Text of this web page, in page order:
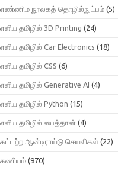
எண்ணிம நூலகத் தொழில்நுட்பம் (5)
எளிய தமிழில் 3D Printing (24)
எளிய தமிழில் Car Electronics (18)
எளிய தமிழில் CSS (6)
எளிய தமிழில் Generative AI (4)
எளிய தமிழில் Python (15)
எளிய தமிழில் பைத்தான் (4)
கட்டற்ற ஆன்டிராய்டு செயலிகள் (22)
கணியம் (970)